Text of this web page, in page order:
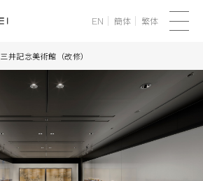
ュ
ー
EN 簡体 繁体
三井記念美術館（改修）